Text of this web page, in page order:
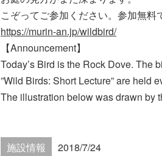
こぞってご参加ください。参加無料
https://murin-an.jp/wildbird/
【Announcement】
Today’s Bird is the Rock Dove. The
”Wild Birds: Short Lecture” are held
The illustration below was drawn by
施設情報 2018/7/24